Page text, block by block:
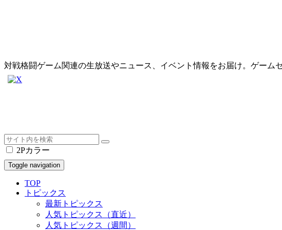
対戦格闘ゲーム関連の生放送やニュース、イベント情報をお届け。ゲーム
2Pカラー
Toggle navigation
TOP
トピックス
最新トピックス
人気トピックス（直近）
人気トピックス（週間）